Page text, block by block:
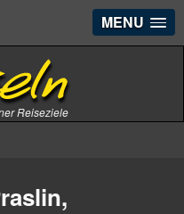
MENU
Reiseziele